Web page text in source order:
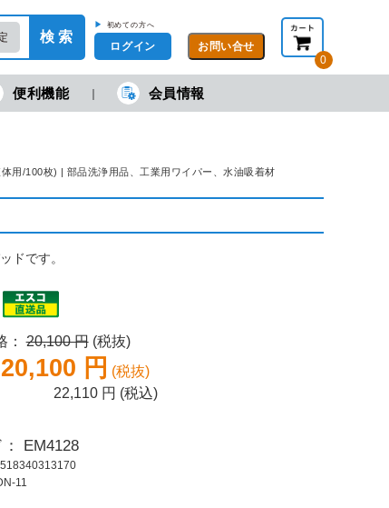
検 索
▶ 初めての方へ
ログイン
0
金額合計： 円 (税抜) 円(税込)
便利機能 会員情報
用/100枚) | 部品洗浄用品、工業用ワイパー、水油吸着材
97,570 円 (税込)
スピ
ドです。
：20,100 円 (税抜)
20,100 円 (税抜)
22,110 円 (税込)
EM4128
11